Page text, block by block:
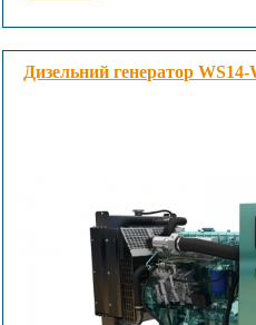
Дизельний генератор